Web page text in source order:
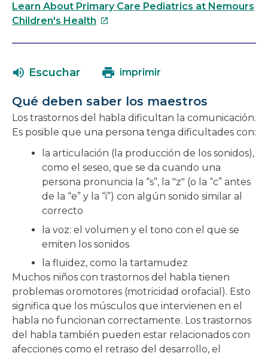
enlace
Learn About Primary Care Pediatrics at Nemours
Children's Health Este
en
nueva
ventana
Escuchar imprimir
Qué deben saber los maestros
Los trastornos del habla dificultan la comunicación.
Es posible que una persona tenga dificultades con:
la articulación (la producción de los sonidos),
como el seseo, que se da cuando una
persona pronuncia la “s”, la "z" (o la “c” antes
de la “e” y la “i”) con algún sonido similar al
correcto
la voz: el volumen y el tono con el que se
emiten los sonidos
la fluidez, como la tartamudez
Muchos niños con trastornos del habla tienen
problemas oromotores (motricidad orofacial). Esto
significa que los músculos que intervienen en el
habla no funcionan correctamente. Los trastornos
del habla también pueden estar relacionados con
afecciones como el retraso del desarrollo, el